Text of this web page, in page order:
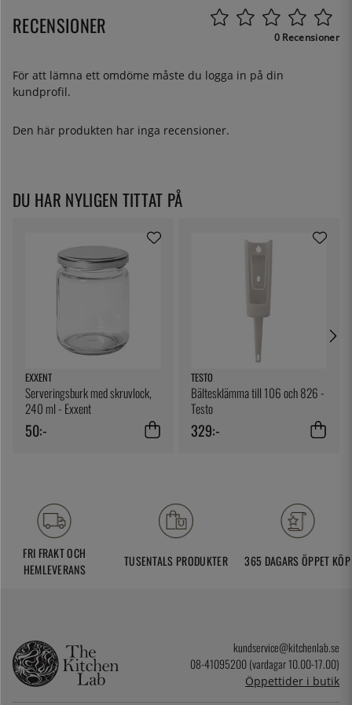
RECENSIONER 0 Recensioner
För att lämna ett omdöme måste du logga in på din
kundprofil.
Den här produkten har inga recensioner.
DU HAR NYLIGEN TITTAT PÅ
EXXENT
Serveringsburk med skruvlock,
240 ml - Exxent
50:-
TESTO
Bältesklämma till 106 och 826 -
Testo
329:-
FRI FRAKT OCH
HEMLEVERANS
TUSENTALS PRODUKTER 365 DAGARS ÖPPET KÖP
kundservice@kitchenlab.se
08-41095200 (vardagar 10.00-17.00)
Öppettider i butik